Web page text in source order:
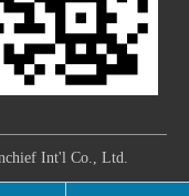
Int'l Co., Ltd.